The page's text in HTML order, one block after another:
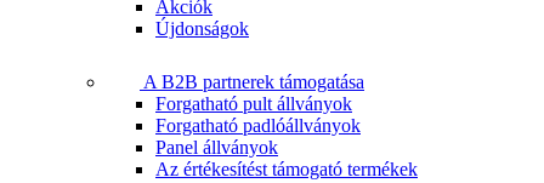
Akciók
Újdonságok
A B2B partnerek támogatása
Forgatható pult állványok
Forgatható padlóállványok
Panel állványok
Az értékesítést támogató termékek